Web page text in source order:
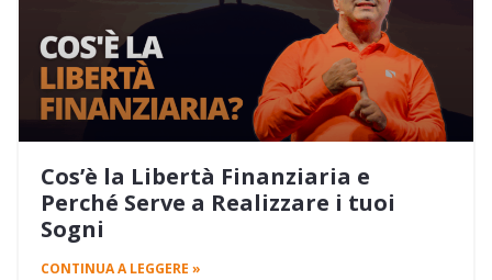
Cos’è la Libertà Finanziaria e
Perché Serve a Realizzare i tuoi
Sogni
CONTINUA A LEGGERE »